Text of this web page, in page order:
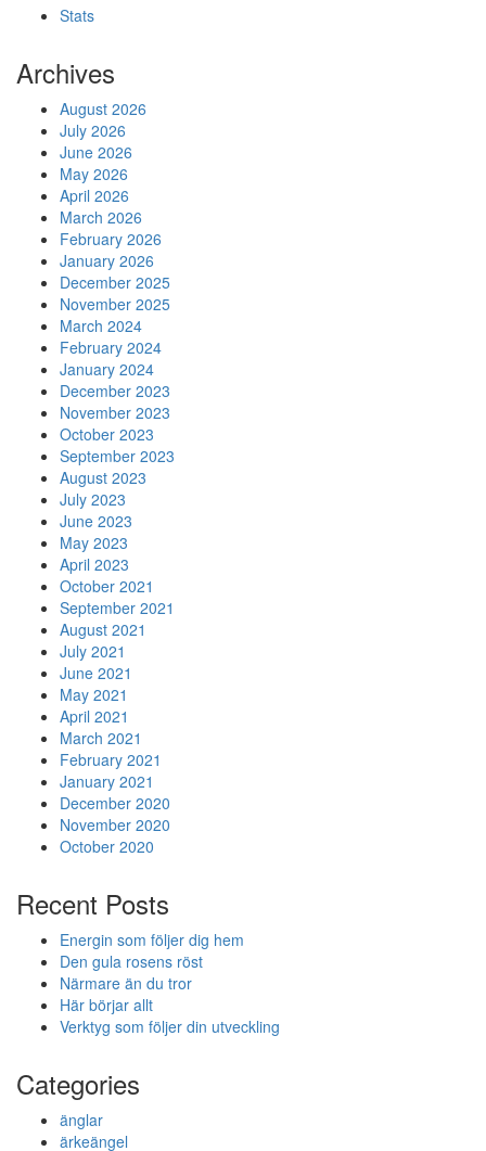
Stats
Archives
August 2026
July 2026
June 2026
May 2026
April 2026
March 2026
February 2026
January 2026
December 2025
November 2025
March 2024
February 2024
January 2024
December 2023
November 2023
October 2023
September 2023
August 2023
July 2023
June 2023
May 2023
April 2023
October 2021
September 2021
August 2021
July 2021
June 2021
May 2021
April 2021
March 2021
February 2021
January 2021
December 2020
November 2020
October 2020
Recent Posts
Energin som följer dig hem
Den gula rosens röst
Närmare än du tror
Här börjar allt
Verktyg som följer din utveckling
Categories
änglar
ärkeängel